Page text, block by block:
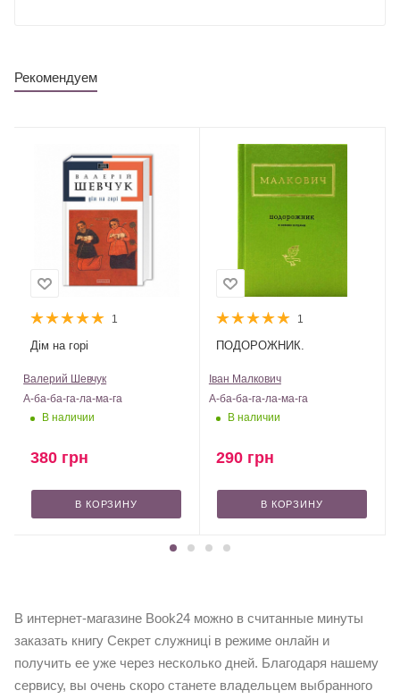
Рекомендуем
1
Дім на горі
Валерий Шевчук
А-ба-ба-га-ла-ма-га
В наличии
380 грн
В КОРЗИНУ
1
ПОДОРОЖНИК.
Іван Малкович
А-ба-ба-га-ла-ма-га
В наличии
290грн
В КОРЗИНУ
В интернет-магазине Book24 можно в считанные минуты
заказать книгу Секрет служниці в режиме онлайн и
получить ее уже через несколько дней. Благодаря нашему
сервису, вы очень скоро станете владельцем выбранного